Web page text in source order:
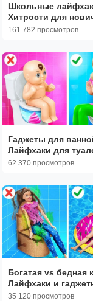
Школьные
Хитрости для
популярность |
161 782 просмотров
Гаджеты для
Лайфхаки для
123GO
62 370 просмотров
Богатая vs бедная
Лайфхаки и
123GO
35 120 просмотров